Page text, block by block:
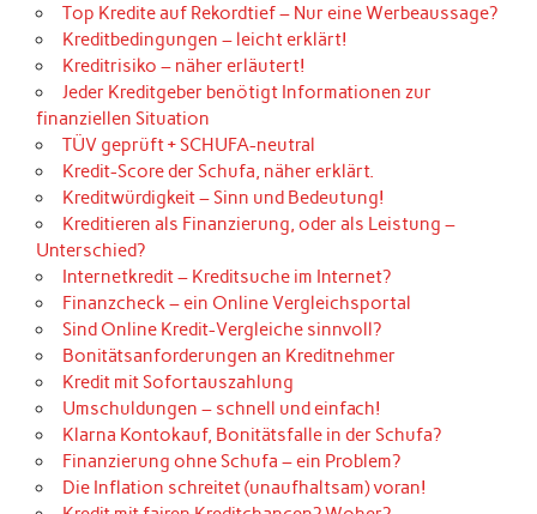
Top Kredite auf Rekordtief – Nur eine Werbeaussage?
Kreditbedingungen – leicht erklärt!
Kreditrisiko – näher erläutert!
Jeder Kreditgeber benötigt Informationen zur
finanziellen Situation
TÜV geprüft + SCHUFA-neutral
Kredit-Score der Schufa, näher erklärt.
Kreditwürdigkeit – Sinn und Bedeutung!
Kreditieren als Finanzierung, oder als Leistung –
Unterschied?
Internetkredit – Kreditsuche im Internet?
Finanzcheck – ein Online Vergleichsportal
Sind Online Kredit-Vergleiche sinnvoll?
Bonitätsanforderungen an Kreditnehmer
Kredit mit Sofortauszahlung
Umschuldungen – schnell und einfach!
Klarna Kontokauf, Bonitätsfalle in der Schufa?
Finanzierung ohne Schufa – ein Problem?
Die Inflation schreitet (unaufhaltsam) voran!